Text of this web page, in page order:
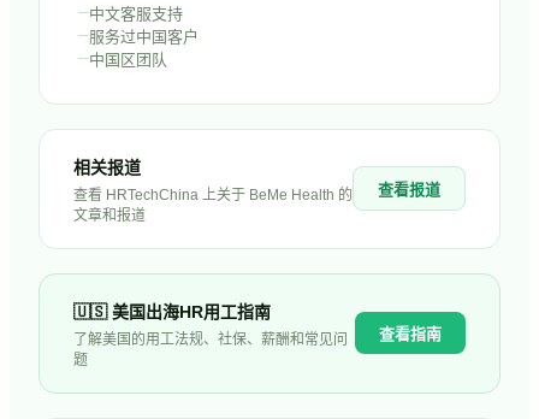
–中文客服支持
–服务过中国客户
–中国区团队
相关报道
查看 HRTechChina 上关于 BeMe Health 的
文章和报道
查看报道
🇺🇸 美国出海HR用工指南
了解美国 的用工法规、社保、薪酬和常见问
题
查看指南